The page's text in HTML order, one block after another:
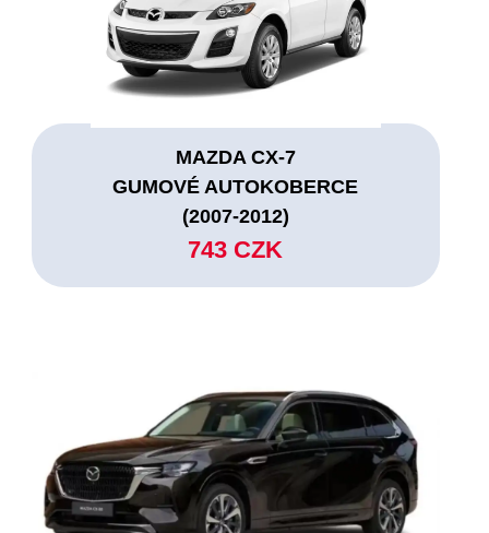
MAZDA CX-7
GUMOVÉ AUTOKOBERCE
(2007-2012)
743 CZK